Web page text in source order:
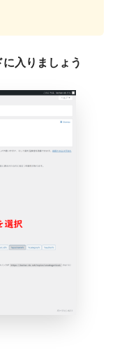
入りましょう